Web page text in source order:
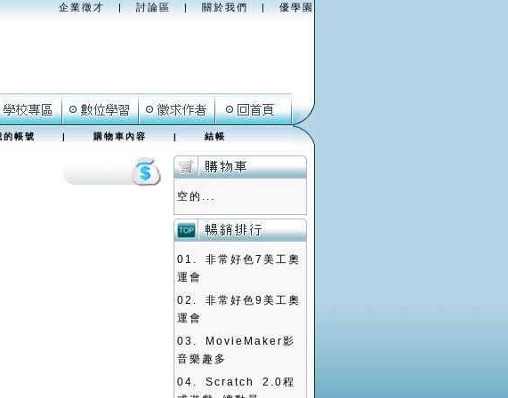
企業徵才 | 討論區 | 關於我們 | 優學園
的帳號|購物車內容|結帳
空的...
01. 非常好色7美工奧
運會
02. 非常好色9美工奧
運會
03.
MovieMaker影
音樂趣多
04. Scratch 2.0程